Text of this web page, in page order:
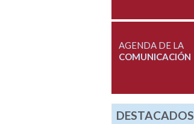
AGENDA DE LA
COMUNICACIÓN
DESTACADOS